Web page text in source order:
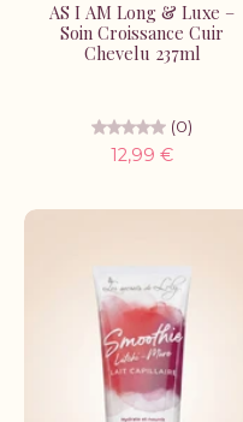
AS I AM Long & Luxe –
Soin Croissance Cuir
Chevelu 237ml
(0)
12,99 €